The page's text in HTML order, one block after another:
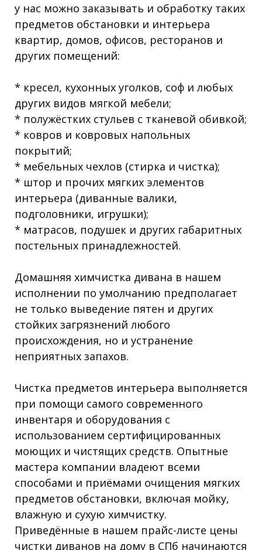
у нас можно заказывать и обработку таких
предметов обстановки и интерьера
квартир, домов, офисов, ресторанов и
других помещений:
* кресел, кухонных уголков, соф и любых
других видов мягкой мебели;
* полужёстких стульев с тканевой обивкой;
* ковров и ковровых напольных
покрытий;
* мебельных чехлов (стирка и чистка);
* штор и прочих мягких элементов
интерьера (диванные валики,
подголовники, игрушки);
* матрасов, подушек и других габаритных
постельных принадлежностей.
Домашняя химчистка дивана в нашем
исполнении по умолчанию предполагает
не только выведение пятен и других
стойких загрязнений любого
происхождения, но и устранение
неприятных запахов.
Чистка предметов интерьера выполняется
при помощи самого современного
инвентаря и оборудования с
использованием сертифицированных
моющих и чистящих средств. Опытные
мастера компании владеют всеми
способами и приёмами очищения мягких
предметов обстановки, включая мойку,
влажную и сухую химчистку.
Приведённые в нашем прайс-листе цены
чистки диванов на дому в СПб начинаются